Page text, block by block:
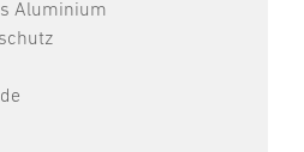
Aluminium